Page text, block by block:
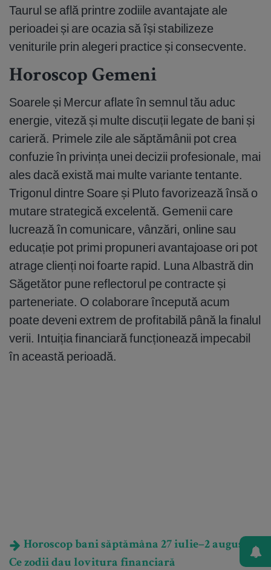
Taurul se află printre zodiile avantajate ale
perioadei și are ocazia să își stabilizeze
veniturile prin alegeri practice și consecvente.
Horoscop Gemeni
Soarele și Mercur aflate în semnul tău aduc
energie, viteză și multe discuții legate de bani și
carieră. Primele zile ale săptămânii pot crea
confuzie în privința unei decizii profesionale, mai
ales dacă există mai multe variante tentante.
Trigonul dintre Soare și Pluto favorizează însă o
mutare strategică excelentă. Gemenii care
lucrează în comunicare, vânzări, online sau
educație pot primi propuneri avantajoase ori pot
atrage clienți noi foarte rapid. Luna Albastră din
Săgetător pune reflectorul pe contracte și
parteneriate. O colaborare începută acum
poate deveni extrem de profitabilă până la finalul
verii. Intuiția financiară funcționează impecabil
în această perioadă.
Horoscop bani săptămâna 27 iulie–2 august:
Ce zodii dau lovitura financiară